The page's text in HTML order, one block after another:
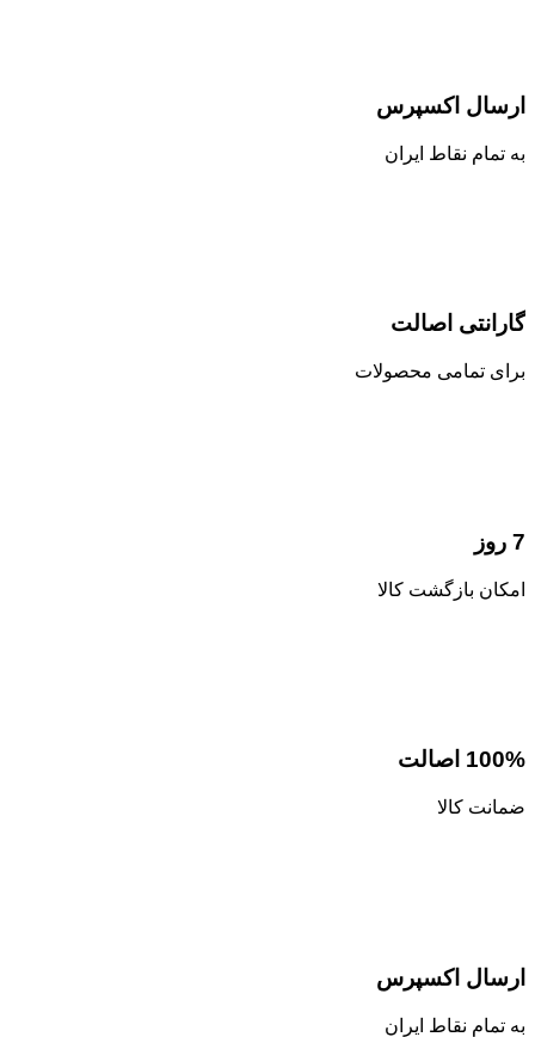
ارسال اکسپرس
به تمام نقاط ایران
گارانتی اصالت
برای تمامی محصولات
7 روز
امکان بازگشت کالا
100% اصالت
ضمانت کالا
ارسال اکسپرس
به تمام نقاط ایران